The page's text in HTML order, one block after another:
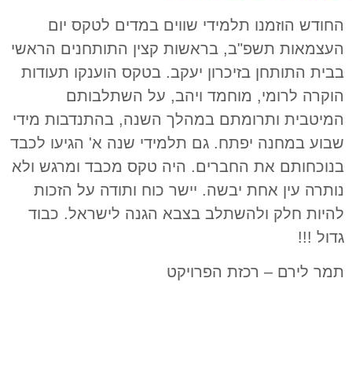
החודש הוזמנו תלמידי שווים במדים לטקס יום
העצמאות תשפ"ב, בראשות קצין התותחנים הראשי
בבית התותחן בזיכרון יעקב. בטקס הוענקו תעודות
הוקרה לרומי, מוחמד ויהב, על השתלבותם
המיטבית ותרומתם במהלך השנה, בהתנדבות מידי
שבוע במחנה יפתח. גם תלמידי שנה א' הגיעו לכבד
בנוכחותם את החברים. היה טקס מכבד ומרגש ולא
נותרה עין אחת יבשה. יישר כוח ותודה על הזכות
להיות חלק ולהשתלב בצבא הגנה לישראל. כבוד
גדול !!!
תמר לירם – רכזת הפרויקט